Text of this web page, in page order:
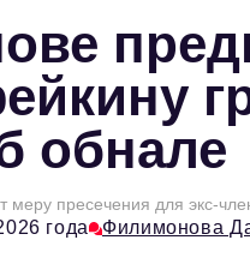
обнале
меру пресечения для экс-
года Филимонова